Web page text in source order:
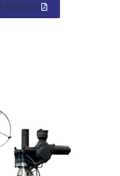
ANGLAIS)